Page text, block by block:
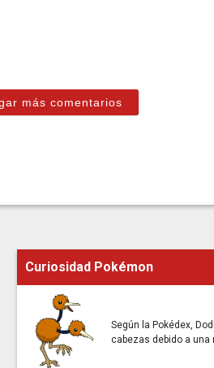
más comentarios
Curiosidad Pokémon
Según la Pokédex,
cabezas debido a una